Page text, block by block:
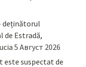
deținătorul
de Estradă,
5 Август 2026
este suspectat de